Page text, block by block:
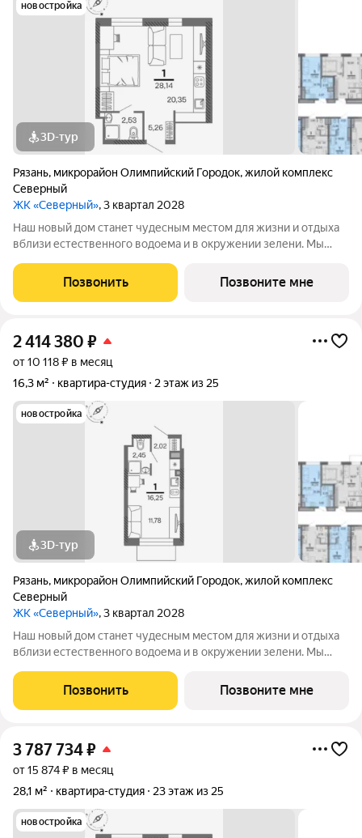
новостройка
3D-тур
Рязань, микрорайон Олимпийский Городок,жилой комплекс
Северный
ЖК «Северный», 3 квартал 2028
Наш новый дом станет чудесным местом для жизни и отдыха
вблизи естественного водоема и в окружении зелени. Мы
небольших студий, в которых можно начать свою
студенческую самостоятельную жизнь до
Позвонить Позвоните мне
2 414 380 ₽
от 10 118 ₽ в месяц
16,3 м²
квартира-студия 2 этаж из 25
новостройка
3D-тур
Рязань, микрорайон Олимпийский Городок,жилой комплекс
Северный
ЖК «Северный», 3 квартал 2028
Наш новый дом станет чудесным местом для жизни и отдыха
вблизи естественного водоема и в окружении зелени. Мы
небольших студий, в которых можно начать свою
студенческую самостоятельную жизнь до
Позвонить Позвоните мне
3 787 734₽
от 15 874 ₽ в месяц
28,1 м²
квартира-студия 23 этаж из 25
новостройка